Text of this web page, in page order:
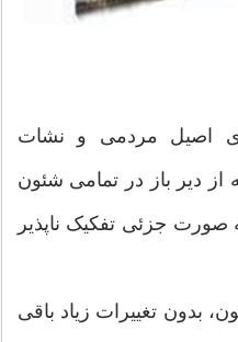
اصیل مردمی و نشات
دیر باز در تمامی شئون
جزئی تفکیک ناپذیر
بدون تغییرات زیاد باقی